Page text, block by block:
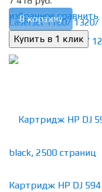
избранное сравнить
В корзину
Картридж HP DJ